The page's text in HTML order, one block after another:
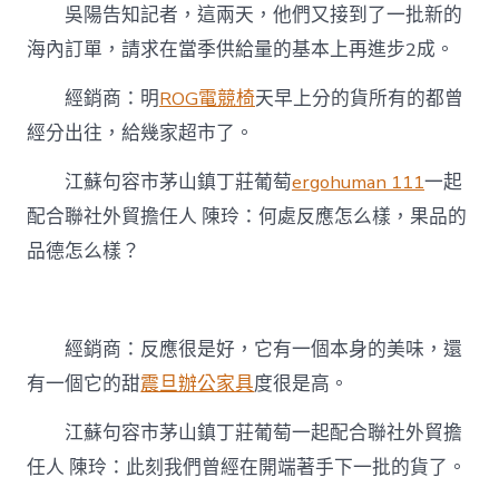
吳陽告知記者，這兩天，他們又接到了一批新的
海內訂單，請求在當季供給量的基本上再進步2成。
經銷商：明ROG電競椅天早上分的貨所有的都曾
經分出往，給幾家超市了。
江蘇句容市茅山鎮丁莊葡萄ergohuman 111一起
配合聯社外貿擔任人 陳玲：何處反應怎么樣，果品的
品德怎么樣？
經銷商：反應很是好，它有一個本身的美味，還
有一個它的甜震旦辦公家具度很是高。
江蘇句容市茅山鎮丁莊葡萄一起配合聯社外貿擔
任人 陳玲：此刻我們曾經在開端著手下一批的貨了。